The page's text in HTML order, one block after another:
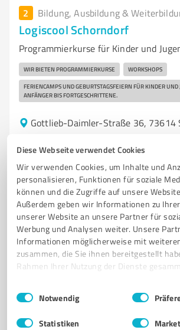
Diese Webseite verwendet Cookies
Wir verwenden Cookies, um Inhalte und
personalisieren, Funktionen für soziale
können und die Zugriffe auf unsere
Außerdem geben wir Informationen zu
unserer Website an unsere Partner für
Werbung und Analysen weiter. Unsere
Informationen möglicherweise mit
zusammen, die Sie ihnen bereitgestellt
Rahmen Ihrer Nutzung der Dienste
Impressum Datenschutzbestimmungen
Einwilligungsauswahl
Notwendig
Statistiken
2 Bildung, Ausbildung &
Logiscool Schorndorf
Programmierkurse für Kinder und
WIR BIETEN PROGRAMMIERKURSE WORKSHOPS
FERIENCAMPS UND GEBURTSTAGSFEIERN FÜR KINDER
ANFÄNGER BIS FORTGESCHRITTENE.
Gottlieb-Daimler-Straße 36, 73614
www.logiscool.com/schorndorf
0,00 / 5,00
Nicht bewertet 0